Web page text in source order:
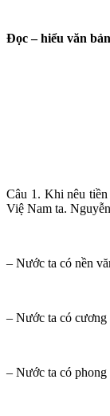
Đọc – hiểu văn bản
Câu 1. Khi nêu
Việ Nam ta.
– Nước ta có nền
– Nước ta có
– Nước ta có phong